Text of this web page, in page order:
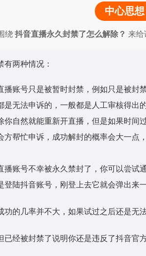
中心思想
绕 抖音直播永久封禁了怎么解除？ 来给
有两种情况：
播账号只是被暂时封禁，例如只是被封
是无法申诉的，一般都是人工审核得出
你自然就能重新开直播，但是如果时间
方帮忙申诉，成功解封的概率会大一点
播账号不幸被永久禁封了，你可以尝试
登陆抖音账号，刚登上去它就会弹出来
功的几率并不大，如果试过之后还是无
已经被封禁了说明你还是违反了抖音官